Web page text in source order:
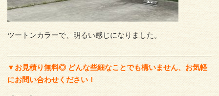
ツートンカラーで、明るい感じになりました。
▼お見積り無料◎ どんな些細なことでも構いません、お気軽
にお問い合わせください！